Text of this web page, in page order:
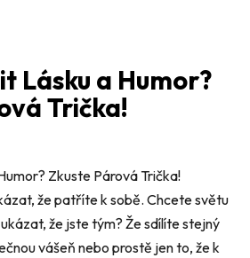
Lásku a Humor?
Trička!
Zkuste Párová Trička!
že patříte k sobě. Chcete světu
že jste tým? Že sdílíte stejný
vášeň nebo prostě jen to, že k